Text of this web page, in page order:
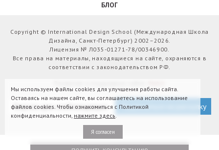
БЛОГ
Copyright © International Design School (Международная Школа
Дизайна, Санкт-Петербург) 2002–2026.
Лицензия № Л035-01271-78/00346900.
Все права на материалы, находящиеся на сайте, охраняются в
соответствии с законодательством РФ.
Версия для слабовидящих Подписаться на рассылку
Мы используем файлы cookies для улучшения работы сайта.
Оставаясь на нашем сайте, вы соглашаетесь на использование
файлов cookies. Чтобы ознакомиться с Политикой
конфиденциальности, нажмите здесь.
Я согласен